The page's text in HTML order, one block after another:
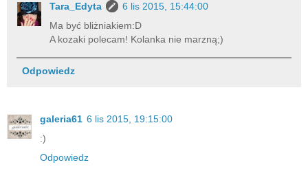
Tara_Edyta
6 lis 2015, 15:44:00
Ma być bliżniakiem:D
A kozaki polecam! Kolanka nie marzną;)
Odpowiedz
galeria61 6 lis 2015, 19:15:00
:)
Odpowiedz